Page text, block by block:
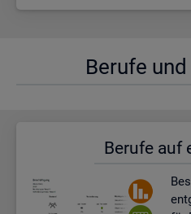
Be­ru­fe
Be­ru­fe auf